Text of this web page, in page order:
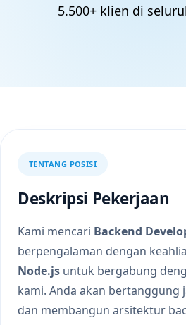
5.500+ klien di
TENTANG POSISI
Deskripsi Pekerjaan
Kami mencari Backend
berpengalaman dengan
Node.js untuk bergabung
kami. Anda akan bertanggung
dan membangun arsitektur